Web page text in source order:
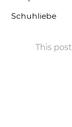
Schuhliebe
This